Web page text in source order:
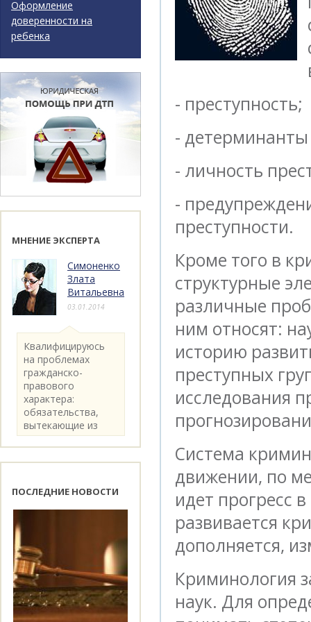
- преступность;
- детерминанты
- личность
-
преступности.
Кроме того в
структурные
различные
ним относят:
историю
преступных
исследования
Система
движении, по
идет прогресс
развивается
дополняется,
Криминология
наук. Для
Оформление
доверенности на
ребенка
МНЕНИЕ ЭКСПЕРТА
Симоненко
Злата
Витальевна
03.01.2014
Квалифицируюсь
на проблемах
гражданско-
правового
характера:
обязательства,
вытекающие из
категории..
ПОСЛЕДНИЕ НОВОСТИ